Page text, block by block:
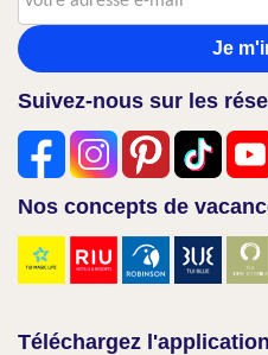
Je
Suivez-nous sur les
Nos concepts de
Téléchargez